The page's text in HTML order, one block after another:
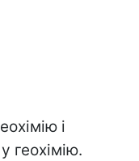
і
геохімію.